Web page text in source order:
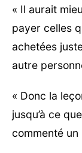
« Il aurait
payer celles
achetées
autre
« Donc la
jusqu’à ce
commenté